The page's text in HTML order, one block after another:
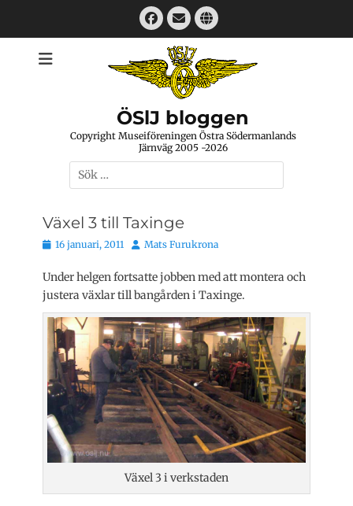
Facebook
E-
mail
Webbplats
ÖSlJ bloggen
Copyright Museiföreningen Östra Södermanlands
Järnväg 2005 -2026
Sök
efter:
Växel 3 till Taxinge
Publicerat
16 januari, 2011 Författare
Mats Furukrona
Under helgen fortsatte jobben med att montera och
justera växlar till bangården i Taxinge.
Växel 3 i verkstaden